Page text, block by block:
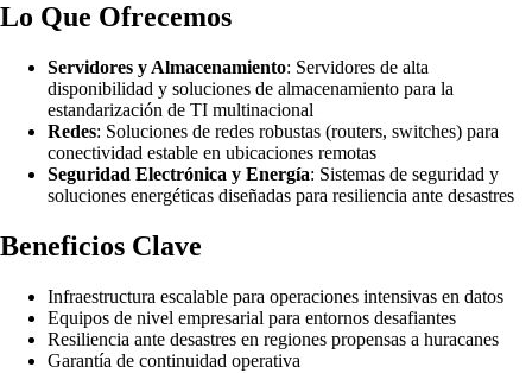
Lo Que Ofrecemos
Servidores y Almacenamiento: Servidores de alta
disponibilidad y soluciones de almacenamiento para la
estandarización de TI multinacional
Redes: Soluciones de redes robustas (routers, switches) para
conectividad estable en ubicaciones remotas
Seguridad Electrónica y Energía: Sistemas de seguridad y
soluciones energéticas diseñadas para resiliencia ante desastres
Beneficios Clave
Infraestructura escalable para operaciones intensivas en datos
Equipos de nivel empresarial para entornos desafiantes
Resiliencia ante desastres en regiones propensas a huracanes
Garantía de continuidad operativa